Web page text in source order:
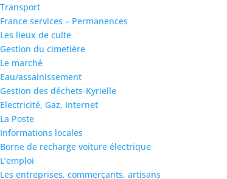
Transport
France services – Permanences
Les lieux de culte
Gestion du cimetière
Le marché
Eau/assainissement
Gestion des déchets-Kyrielle
Electricité, Gaz, Internet
La Poste
Informations locales
Borne de recharge voiture électrique
L’emploi
Les entreprises, commerçants, artisans